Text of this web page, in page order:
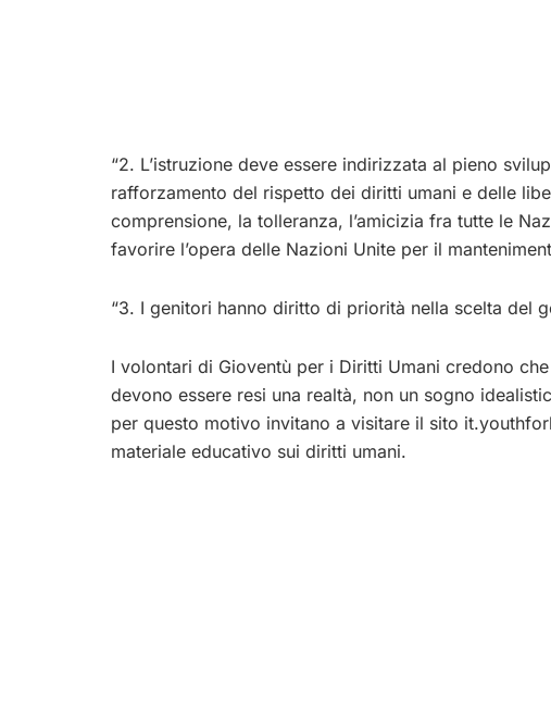
“2. L’istruzione deve essere indirizzata al pieno
rafforzamento del rispetto dei diritti umani e delle
comprensione, la tolleranza, l’amicizia fra tutte le
favorire l’opera delle Nazioni Unite per il
“3. I genitori hanno diritto di priorità nella scelta del
I volontari di Gioventù per i Diritti Umani credono
devono essere resi una realtà, non un sogno
per questo motivo invitano a visitare il sito
materiale educativo sui diritti umani.